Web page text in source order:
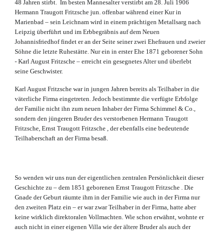
48 Jahren stirbt. Im besten Mannesalter verstirbt am 28. Juli 1906
Hermann Traugott Fritzsche jun. offenbar während einer Kur in
Marienbad – sein Leichnam wird in einem prächtigen Metallsarg nach
Leipzig überführt und im Erbbegräbnis auf dem Neuen
Johannisfriedhof findet er an der Seite seiner zwei Ehefrauen und zweier
Söhne die letzte Ruhestätte. Nur ein in erster Ehe 1871 geborener Sohn
- Karl August Fritzsche – erreicht ein gesegnetes Alter und überlebt
seine Geschwister.
Karl August Fritzsche war in jungen Jahren bereits als Teilhaber in die
väterliche Firma eingetreten. Jedoch bestimmte die verfügte Erbfolge
der Familie nicht ihn zum neuen Inhaber der Firma Schimmel & Co.,
sondern den jüngeren Bruder des verstorbenen Hermann Traugott
Fritzsche, Ernst Traugott Fritzsche , der ebenfalls eine bedeutende
Teilhaberschaft an der Firma besaß.
So wenden wir uns nun der eigentlichen zentralen Persönlichkeit dieser
Geschichte zu – dem 1851 geborenen Ernst Traugott Fritzsche . Die
Gnade der Geburt räumte ihm in der Familie wie auch in der Firma nur
den zweiten Platz ein – er war zwar Teilhaber in der Firma, hatte aber
keine wirklich direktoralen Vollmachten. Wie schon erwähnt, wohnte er
auch nicht in einer eigenen Villa wie der ältere Bruder als auch der